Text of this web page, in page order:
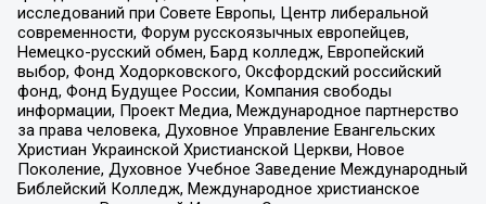
исследований при Совете Европы, Центр либеральной
современности, Форум русскоязычных европейцев,
Немецко-русский обмен, Бард колледж, Европейский
выбор, Фонд Ходорковского, Оксфордский российский
фонд, Фонд Будущее России, Компания свободы
информации, Проект Медиа, Международное партнерство
за права человека, Духовное Управление Евангельских
Христиан Украинской Христианской Церкви, Новое
Поколение, Духовное Учебное Заведение Международный
Библейский Колледж, Международное христианское